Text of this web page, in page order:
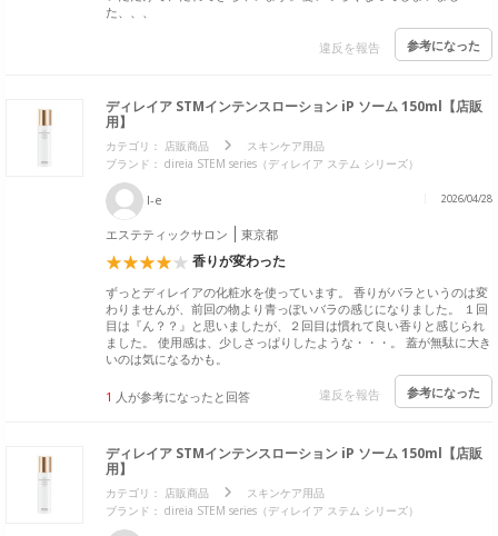
た、、、
違反を報告 参考になった
ディレイア STMインテンスローション iP ソーム 150ml【店販
用】
カテゴリ： 店販商品
スキンケア用品
ブランド： direia STEM series（ディレイア ステム シリーズ）
I-e 2026/04/28
エステティックサロン 東京都
香りが変わった
ずっとディレイアの化粧水を使っています。 香りがバラというのは変
わりませんが、前回の物より青っぽいバラの感じになりました。 １回
目は『ん？？』と思いましたが、２回目は慣れて良い香りと感じられ
ました。 使用感は、少しさっぱりしたような・・・。 蓋が無駄に大き
いのは気になるかも。
1 人が参考になったと回答 違反を報告 参考になった
ディレイア STMインテンスローション iP ソーム 150ml【店販
用】
カテゴリ： 店販商品
スキンケア用品
ブランド： direia STEM series（ディレイア ステム シリーズ）